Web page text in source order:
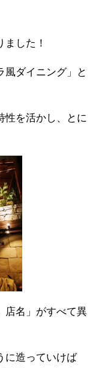
した！
風ダイニング」と
性を活かし、とに
店名」がすべて異
に造っていけば